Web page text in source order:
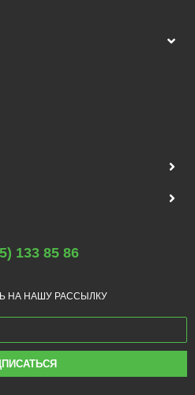
133 85 86
НА НАШУ РАССЫЛКУ